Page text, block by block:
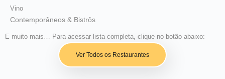
Vino
Contemporâneos & Bistrôs
E muito mais… Para acessar lista completa, clique no botão abaixo:
Ver Todos os Restaurantes